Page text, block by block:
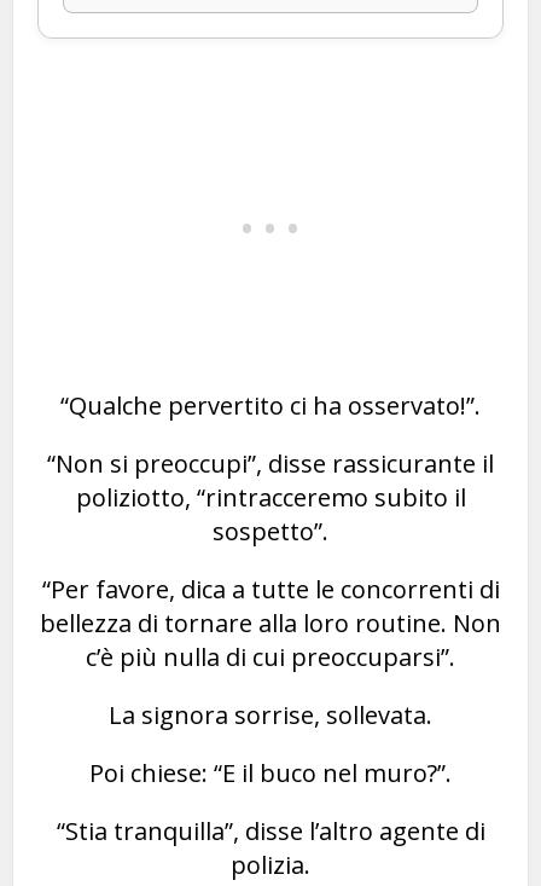
“Qualche pervertito ci ha osservato!”.
“Non si preoccupi”, disse rassicurante il
poliziotto, “rintracceremo subito il
sospetto”.
“Per favore, dica a tutte le concorrenti di
bellezza di tornare alla loro routine. Non
c’è più nulla di cui preoccuparsi”.
La signora sorrise, sollevata.
Poi chiese: “E il buco nel muro?”.
“Stia tranquilla”, disse l’altro agente di
polizia.